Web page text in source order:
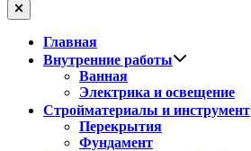
Закрыть
Главная
Внутренние работы
Ванная
Электрика и освещение
Стройматериалы и инструмент
Перекрытия
Фундамент